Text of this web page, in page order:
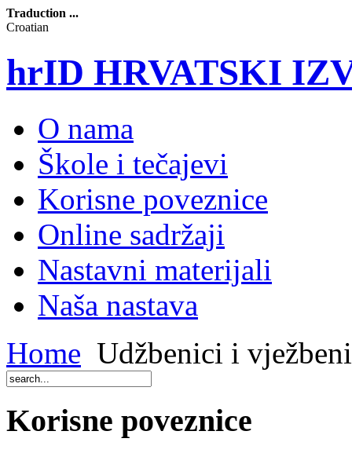
Traduction ...
Croatian
hrID HRVATSKI
O nama
Škole i tečajevi
Korisne poveznice
Online sadržaji
Nastavni materijali
Naša nastava
Home Udžbenici i
Korisne poveznice